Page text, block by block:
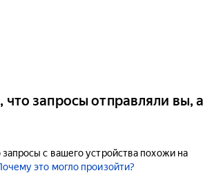
что запросы отправляли вы, а
с вашего устройства похожи на
это могло произойти?